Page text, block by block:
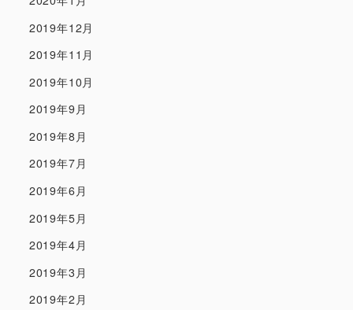
2019年12月
2019年11月
2019年10月
2019年9月
2019年8月
2019年7月
2019年6月
2019年5月
2019年4月
2019年3月
2019年2月